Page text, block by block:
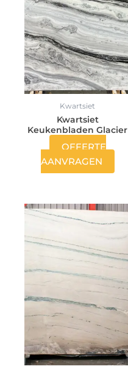
Kwartsiet
Kwartsiet
Keukenbladen Glacier
OFFERTE
AANVRAGEN